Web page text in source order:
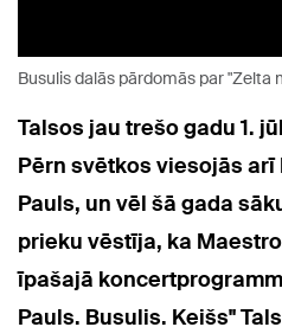
Busulis dalās pārdomās par "Zelta
Talsos jau trešo gadu 1.
Pērn svētkos viesojās
Pauls, un vēl šā gada
prieku vēstīja, ka
īpašajā
Pauls. Busulis. Keišs"